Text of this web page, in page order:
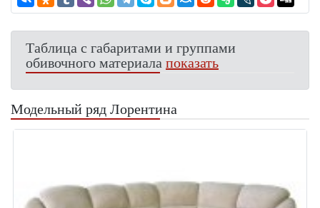
Таблица с габаритами и группами
обивочного материалапоказать
Модельный ряд Лорентина